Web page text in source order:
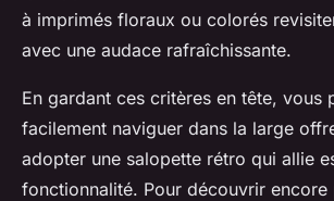
à imprimés floraux ou colorés
avec une audace rafraîchissante.
En gardant ces critères en tête, vous
facilement naviguer dans la large
adopter une salopette rétro qui allie
fonctionnalité. Pour découvrir encore